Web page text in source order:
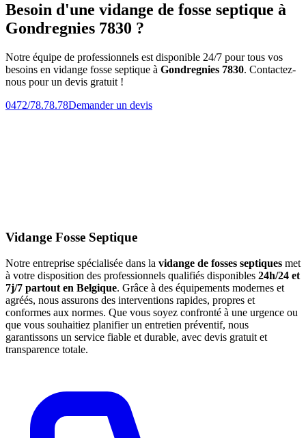
Besoin d'une vidange de fosse septique à
Gondregnies 7830 ?
Notre équipe de professionnels est disponible 24/7 pour tous vos
besoins en vidange fosse septique à Gondregnies 7830. Contactez-
nous pour un devis gratuit !
0472/78.78.78Demander un devis
Vidange Fosse Septique
Notre entreprise spécialisée dans la vidange de fosses septiques met
à votre disposition des professionnels qualifiés disponibles 24h/24 et
7j/7 partout en Belgique. Grâce à des équipements modernes et
agréés, nous assurons des interventions rapides, propres et
conformes aux normes. Que vous soyez confronté à une urgence ou
que vous souhaitiez planifier un entretien préventif, nous
garantissons un service fiable et durable, avec devis gratuit et
transparence totale.